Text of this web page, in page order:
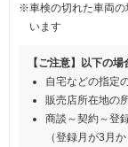
※車検の切れた車両の
います
【ご注意】以下の
自宅などの指定
販売店所在地の
商談～契約～登
（登録月が3月